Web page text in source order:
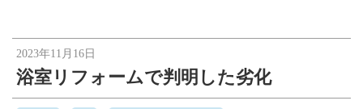
2023年11月16日
浴室リフォームで判明した劣化